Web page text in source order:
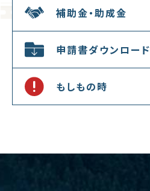
補助金・助成金
申請書ダウンロード
もしもの時